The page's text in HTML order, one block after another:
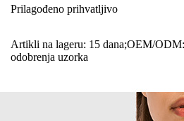
Prilagođeno prihvatljivo
Artikli na lageru: 15 dana;OEM/
odobrenja uzorka